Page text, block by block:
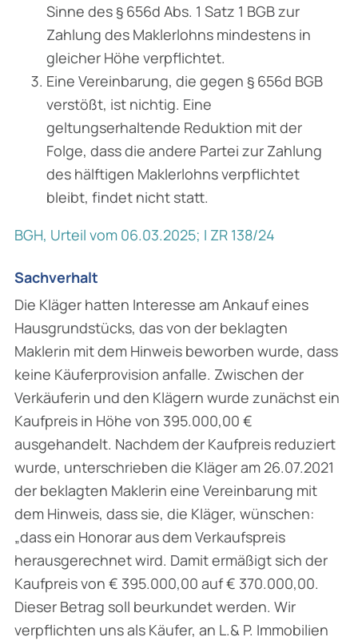
Sinne des § 656d Abs. 1 Satz 1 BGB zur
Zahlung des Maklerlohns mindestens in
gleicher Höhe verpflichtet.
Eine Vereinbarung, die gegen § 656d BGB
verstößt, ist nichtig. Eine
geltungserhaltende Reduktion mit der
Folge, dass die andere Partei zur Zahlung
des hälftigen Maklerlohns verpflichtet
bleibt, findet nicht statt.
BGH, Urteil vom 06.03.2025; I ZR 138/24
Sachverhalt
Die Kläger hatten Interesse am Ankauf eines
Hausgrundstücks, das von der beklagten
Maklerin mit dem Hinweis beworben wurde, dass
keine Käuferprovision anfalle. Zwischen der
Verkäuferin und den Klägern wurde zunächst ein
Kaufpreis in Höhe von 395.000,00 €
ausgehandelt. Nachdem der Kaufpreis reduziert
wurde, unterschrieben die Kläger am 26.07.2021
der beklagten Maklerin eine Vereinbarung mit
dem Hinweis, dass sie, die Kläger, wünschen:
„dass ein Honorar aus dem Verkaufspreis
herausgerechnet wird. Damit ermäßigt sich der
Kaufpreis von € 395.000,00 auf € 370.000,00.
Dieser Betrag soll beurkundet werden. Wir
verpflichten uns als Käufer, an L.& P. Immobilien